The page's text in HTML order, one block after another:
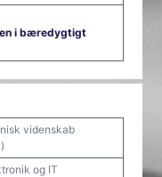
i bæredygtigt
videnskab
og IT